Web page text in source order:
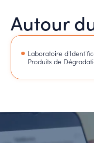
Autour
Laboratoire
Produits de